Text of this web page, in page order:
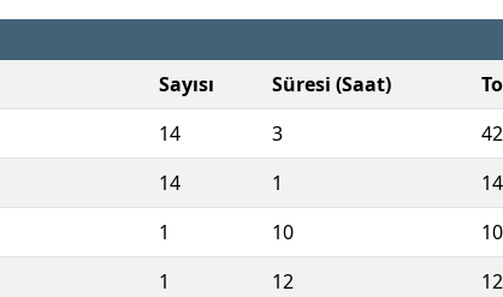
Sayısı Süresi (Saat)
14 3
42
14 1
14
1 10
10
1 12
12